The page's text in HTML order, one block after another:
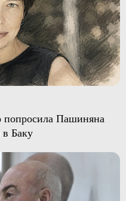
попросила Пашиняна
Баку